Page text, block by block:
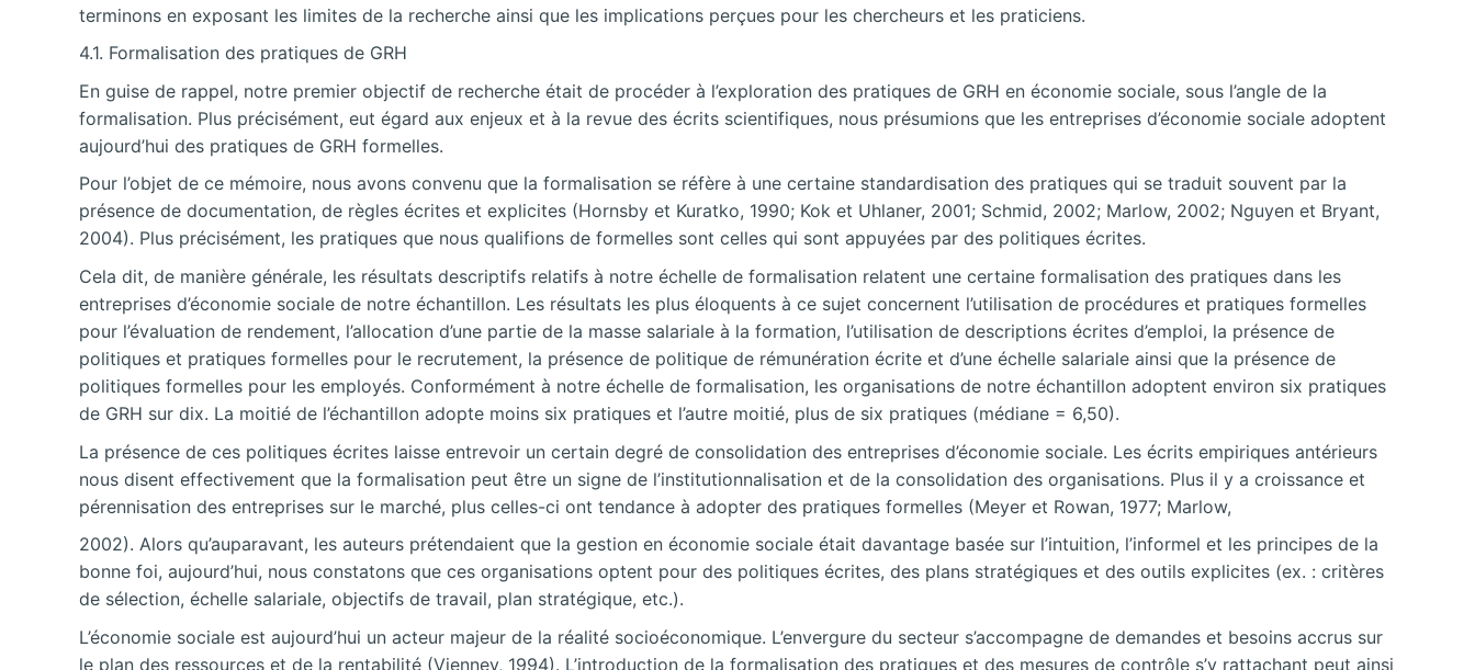
terminons en exposant les limites de la recherche ainsi que les implications perçues pour les chercheurs et les praticiens.
4.1. Formalisation des pratiques de GRH
En guise de rappel, notre premier objectif de recherche était de procéder à l’exploration des pratiques de GRH en économie sociale, sous l’angle de la
formalisation. Plus précisément, eut égard aux enjeux et à la revue des écrits scientifiques, nous présumions que les entreprises d’économie sociale adoptent
aujourd’hui des pratiques de GRH formelles.
Pour l’objet de ce mémoire, nous avons convenu que la formalisation se réfère à une certaine standardisation des pratiques qui se traduit souvent par la
présence de documentation, de règles écrites et explicites (Hornsby et Kuratko, 1990; Kok et Uhlaner, 2001; Schmid, 2002; Marlow, 2002; Nguyen et Bryant,
2004). Plus précisément, les pratiques que nous qualifions de formelles sont celles qui sont appuyées par des politiques écrites.
Cela dit, de manière générale, les résultats descriptifs relatifs à notre échelle de formalisation relatent une certaine formalisation des pratiques dans les
entreprises d’économie sociale de notre échantillon. Les résultats les plus éloquents à ce sujet concernent l’utilisation de procédures et pratiques formelles
pour l’évaluation de rendement, l’allocation d’une partie de la masse salariale à la formation, l’utilisation de descriptions écrites d’emploi, la présence de
politiques et pratiques formelles pour le recrutement, la présence de politique de rémunération écrite et d’une échelle salariale ainsi que la présence de
politiques formelles pour les employés. Conformément à notre échelle de formalisation, les organisations de notre échantillon adoptent environ six pratiques
de GRH sur dix. La moitié de l’échantillon adopte moins six pratiques et l’autre moitié, plus de six pratiques (médiane = 6,50).
La présence de ces politiques écrites laisse entrevoir un certain degré de consolidation des entreprises d’économie sociale. Les écrits empiriques antérieurs
nous disent effectivement que la formalisation peut être un signe de l’institutionnalisation et de la consolidation des organisations. Plus il y a croissance et
pérennisation des entreprises sur le marché, plus celles-ci ont tendance à adopter des pratiques formelles (Meyer et Rowan, 1977; Marlow,
2002). Alors qu’auparavant, les auteurs prétendaient que la gestion en économie sociale était davantage basée sur l’intuition, l’informel et les principes de la
bonne foi, aujourd’hui, nous constatons que ces organisations optent pour des politiques écrites, des plans stratégiques et des outils explicites (ex. : critères
de sélection, échelle salariale, objectifs de travail, plan stratégique, etc.).
L’économie sociale est aujourd’hui un acteur majeur de la réalité socioéconomique. L’envergure du secteur s’accompagne de demandes et besoins accrus sur
le plan des ressources et de la rentabilité (Vienney, 1994). L’introduction de la formalisation des pratiques et des mesures de contrôle s’y rattachant peut ainsi